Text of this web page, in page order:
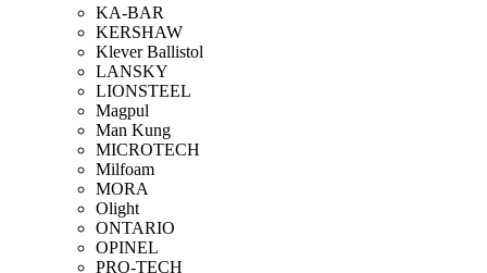
KA-BAR
KERSHAW
Klever Ballistol
LANSKY
LIONSTEEL
Magpul
Man Kung
MICROTECH
Milfoam
MORA
Olight
ONTARIO
OPINEL
PRO-TECH